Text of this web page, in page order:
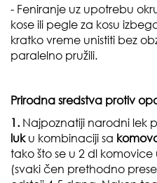
- Feniranje uz upotrebu
kose ili pegle za kosu
kratko vreme unistiti bez
paralelno pružili.
Prirodna sredstva protiv
1. Najpoznatiji narodni lek
luk u kombinaciji sa
tako što se u 2 dl
(svaki čen prethodno